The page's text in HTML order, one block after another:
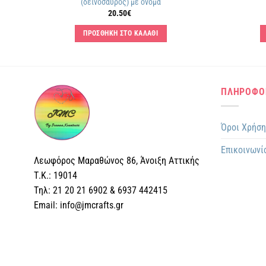
(δεινόσαυρος) με όνομα
20.50€
ΠΡΟΣΘΗΚΗ ΣΤΟ ΚΑΛΑΘΙ
Λεωφόρος Μαραθώνος 86, Άνοιξη Αττικής
Τ.Κ.: 19014
Tηλ: 21 20 21 6902 & 6937 442415
Email: info@jmcrafts.gr
Όροι